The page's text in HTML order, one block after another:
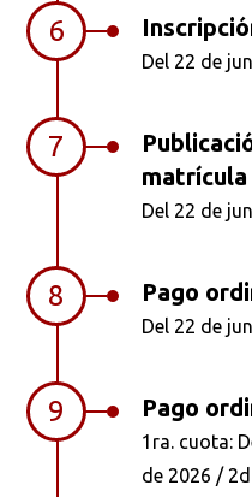
6
Del 22 de
7
matrícula
Del 22 de
8 Pago
Del 22 de
9 Pago
1ra. cuota:
de 2026 /